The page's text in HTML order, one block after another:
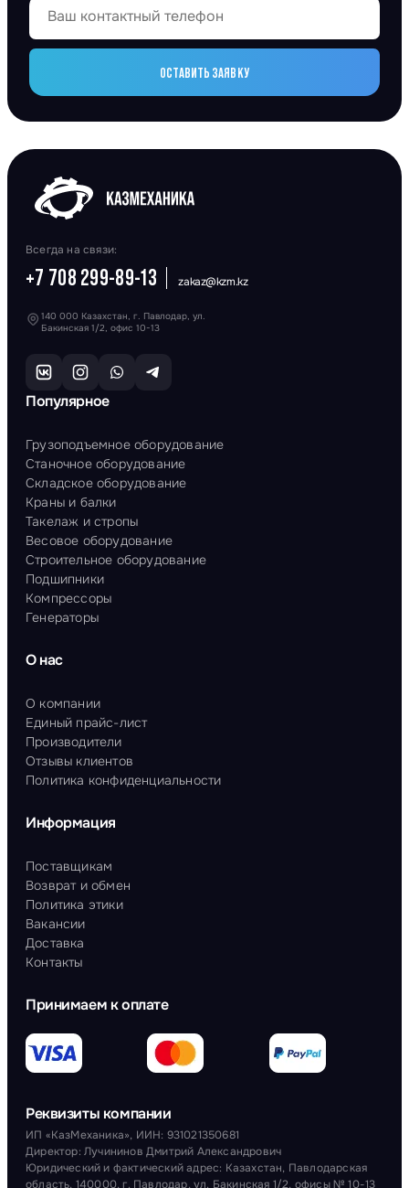
ОСТАВИТЬ ЗАЯВКУ
Всегда на связи:
+7 708 299-89-13 zakaz@kzm.kz
140 000 Казахстан, г. Павлодар, ул.
Бакинская 1/2, офис 10-13
Популярное
Грузоподъемное оборудование
Станочное оборудование
Складское оборудование
Краны и балки
Такелаж и стропы
Весовое оборудование
Строительное оборудование
Подшипники
Компрессоры
Генераторы
О нас
О компании
Единый прайс-лист
Производители
Отзывы клиентов
Политика конфиденциальности
Информация
Поставщикам
Возврат и обмен
Политика этики
Вакансии
Доставка
Контакты
Принимаем к оплате
Реквизиты компании
ИП «КазМеханика», ИИН: 931021350681
Директор: Лучининов Дмитрий Александрович
Юридический и фактический адрес: Казахстан, Павлодарская
область, 140000, г. Павлодар, ул. Бакинская 1/2, офисы № 10-13